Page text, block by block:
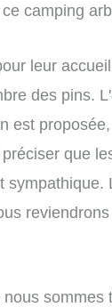
camping
leur
des pins.
est
que